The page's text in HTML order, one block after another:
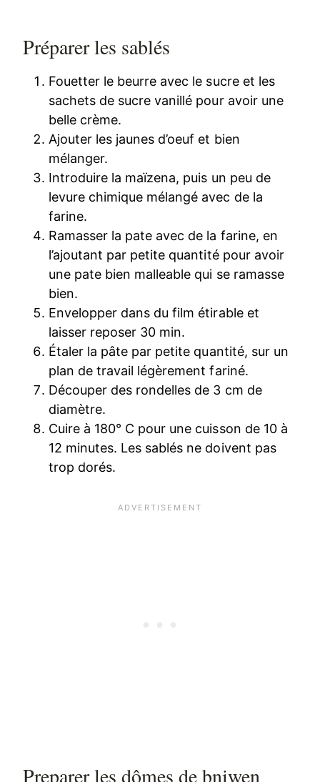
Préparer les sablés
Fouetter le beurre avec le sucre et les
sachets de sucre vanillé pour avoir une
belle crème.
Ajouter les jaunes d’oeuf et bien
mélanger.
Introduire la maïzena, puis un peu de
levure chimique mélangé avec de la
farine.
Ramasser la pate avec de la farine, en
l’ajoutant par petite quantité pour avoir
une pate bien malleable qui se ramasse
bien.
Envelopper dans du film étirable et
laisser reposer 30 min.
Étaler la pâte par petite quantité, sur un
plan de travail légèrement fariné.
Découper des rondelles de 3 cm de
diamètre.
Cuire à 180° C pour une cuisson de 10 à
12 minutes. Les sablés ne doivent pas
trop dorés.
Preparer les dômes de bniwen